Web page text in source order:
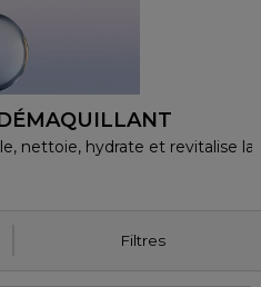
nettoie, hydrate et revitalise la
Filtres